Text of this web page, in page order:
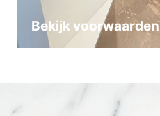
Bekijk voorwaarden